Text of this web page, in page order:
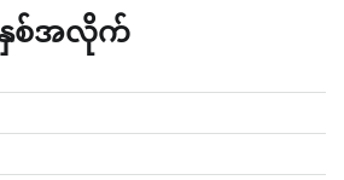
းနှစ်အလိုက်